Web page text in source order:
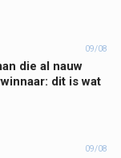
09/08
die al nauw
dit is wat
09/08